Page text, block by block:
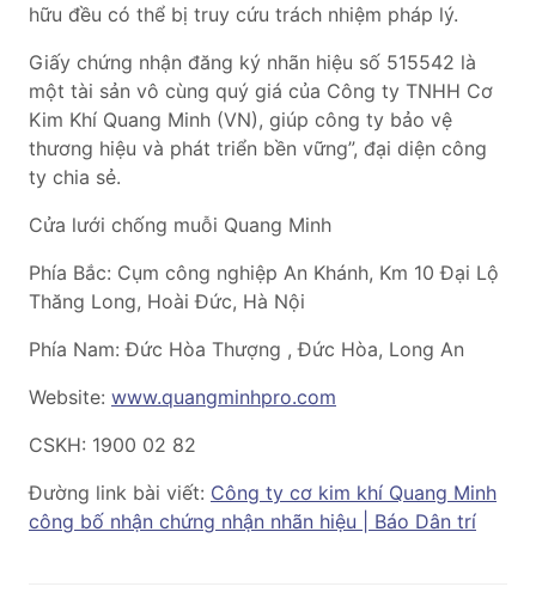
hữu đều có thể bị truy cứu trách nhiệm pháp lý.
Giấy chứng nhận đăng ký nhãn hiệu số 515542 là
một tài sản vô cùng quý giá của Công ty TNHH Cơ
Kim Khí Quang Minh (VN), giúp công ty bảo vệ
thương hiệu và phát triển bền vững”, đại diện công
ty chia sẻ.
Cửa lưới chống muỗi Quang Minh
Phía Bắc: Cụm công nghiệp An Khánh, Km 10 Đại Lộ
Thăng Long, Hoài Đức, Hà Nội
Phía Nam: Đức Hòa Thượng , Đức Hòa, Long An
Website: www.quangminhpro.com
CSKH: 1900 02 82
Đường link bài viết: Công ty cơ kim khí Quang Minh
công bố nhận chứng nhận nhãn hiệu | Báo Dân trí